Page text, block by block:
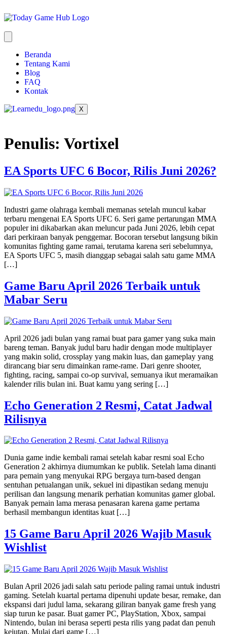
Beranda
Tentang Kami
Blog
FAQ
Kontak
X
Penulis: Vortixel
EA Sports UFC 6 Bocor, Rilis Juni 2026?
Industri game olahraga kembali memanas setelah muncul kabar
terbaru mengenai EA Sports UFC 6. Seri game pertarungan MMA
populer ini dikabarkan akan meluncur pada Juni 2026, lebih cepat
dari perkiraan banyak penggemar. Bocoran tersebut langsung bikin
komunitas fighting game ramai, terutama karena seri sebelumnya,
EA Sports UFC 5, masih dianggap sebagai salah satu game MMA
[…]
Game Baru April 2026 Terbaik untuk
Mabar Seru
April 2026 jadi bulan yang ramai buat para gamer yang suka main
bareng teman. Banyak judul baru hadir dengan mode multiplayer
yang makin solid, crossplay yang makin luas, dan gameplay yang
dirancang biar seru dimainkan rame-rame. Dari genre shooter,
fighting, racing, sampai co-op survival, semuanya ikut meramaikan
kalender rilis bulan ini. Buat kamu yang sering […]
Echo Generation 2 Resmi, Catat Jadwal
Rilisnya
Dunia game indie kembali ramai setelah kabar resmi soal Echo
Generation 2 akhirnya diumumkan ke publik. Setelah lama dinanti
para pemain yang menyukai RPG bergaya turn-based dengan
sentuhan petualangan unik, sekuel ini dipastikan sedang menuju
perilisan dan langsung menarik perhatian komunitas gamer global.
Banyak pemain lama merasa penasaran karena game pertama
berhasil membangun identitas kuat […]
15 Game Baru April 2026 Wajib Masuk
Wishlist
Bulan April 2026 jadi salah satu periode paling ramai untuk industri
gaming. Setelah kuartal pertama dipenuhi update besar, remake, dan
ekspansi dari judul lama, sekarang giliran banyak game fresh yang
siap turun ke pasar. Buat gamer PC, PlayStation, Xbox, sampai
Nintendo, bulan ini berasa seperti pesta rilis yang padat dan penuh
kejutan. Mulai dari game […]